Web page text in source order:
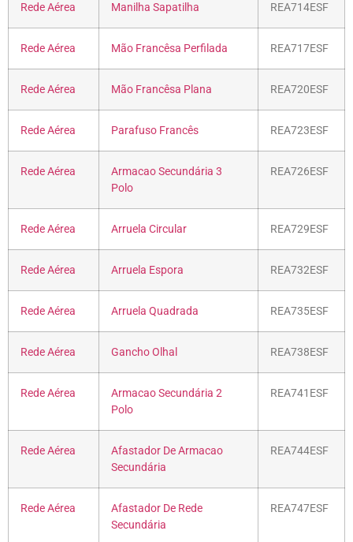
Rede Aérea Manilha Sapatilha REA714ESF
Rede Aérea Mão Francêsa Perfilada REA717ESF
Rede Aérea Mão Francêsa Plana REA720ESF
Rede Aérea Parafuso Francês REA723ESF
Rede Aérea
Armacao Secundária 3
Polo
REA726ESF
Rede Aérea Arruela Circular REA729ESF
Rede Aérea Arruela Espora REA732ESF
Rede Aérea Arruela Quadrada REA735ESF
Rede Aérea Gancho Olhal REA738ESF
Rede Aérea
Armacao Secundária 2
Polo
REA741ESF
Rede Aérea
Afastador De Armacao
Secundária
REA744ESF
Rede Aérea
Afastador De Rede
Secundária
REA747ESF